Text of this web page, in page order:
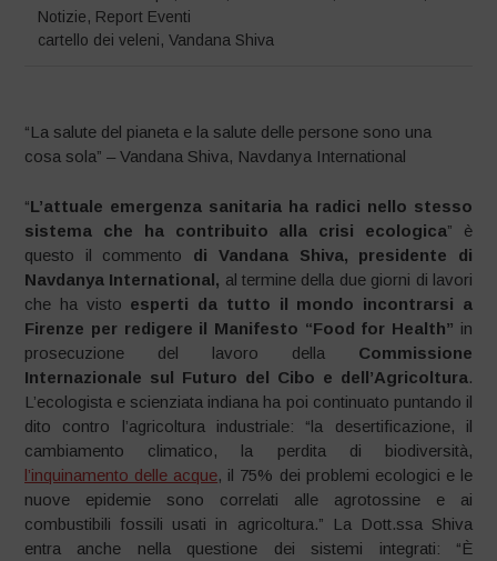
Notizie, Report Eventi
cartello dei veleni,Vandana Shiva
“La salute del pianeta e la salute delle persone sono una
cosa sola” – Vandana Shiva, Navdanya International
“L’attuale emergenza sanitaria ha radici nello stesso
sistema che ha contribuito alla crisi ecologica” è
questo il commento di Vandana Shiva, presidente di
Navdanya International, al termine della due giorni di lavori
che ha visto esperti da tutto il mondo incontrarsi a
Firenze per redigere il Manifesto “Food for Health” in
prosecuzione del lavoro della Commissione
Internazionale sul Futuro del Cibo e dell’Agricoltura.
L’ecologista e scienziata indiana ha poi continuato puntando il
dito contro l’agricoltura industriale: “la desertificazione, il
cambiamento climatico, la perdita di biodiversità,
l’inquinamento delle acque, il 75% dei problemi ecologici e le
nuove epidemie sono correlati alle agrotossine e ai
combustibili fossili usati in agricoltura.” La Dott.ssa Shiva
entra anche nella questione dei sistemi integrati: “È